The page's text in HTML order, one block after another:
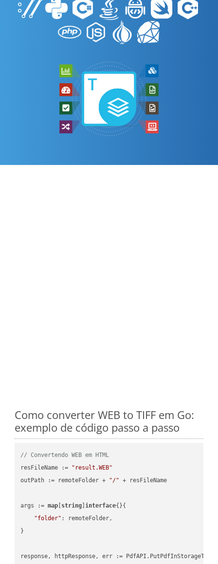
Como converter WEB to TIFF em Go:
exemplo de código passo a passo
// Convertendo WEB em HTML
resFileName :=
"result.WEB"
outPath := remoteFolder +
"/" + resFileName
args := map string ]interface{}{
"folder" : remoteFolder,
}